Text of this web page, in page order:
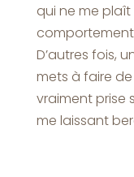
qui ne me
D’autres fois,
mets à faire
vraiment prise
me laissant